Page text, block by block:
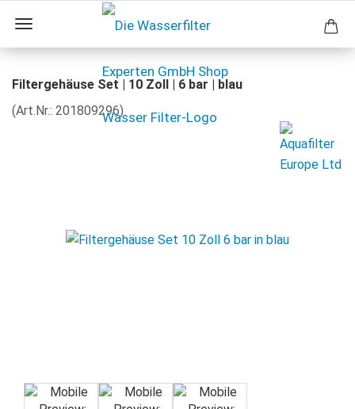
Filtergehäuse Set | 10 Zoll | 6 bar | blau
(Art.Nr.: 201809296)